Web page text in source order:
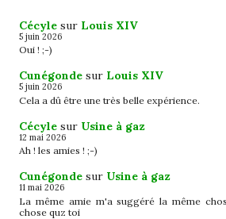
Cécyle sur Louis XIV
5 juin 2026
Oui ! ;-)
Cunégonde sur Louis XIV
5 juin 2026
Cela a dû être une très belle expérience.
Cécyle sur Usine à gaz
12 mai 2026
Ah ! les amies ! ;-)
Cunégonde sur Usine à gaz
11 mai 2026
La même amie m'a suggéré la même
chose quz toi